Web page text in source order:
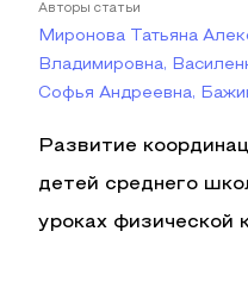
Авторы статьи
Миронова Татьяна
Владимировна,
Софья Андреевна,
Развитие
детей среднего
уроках физической